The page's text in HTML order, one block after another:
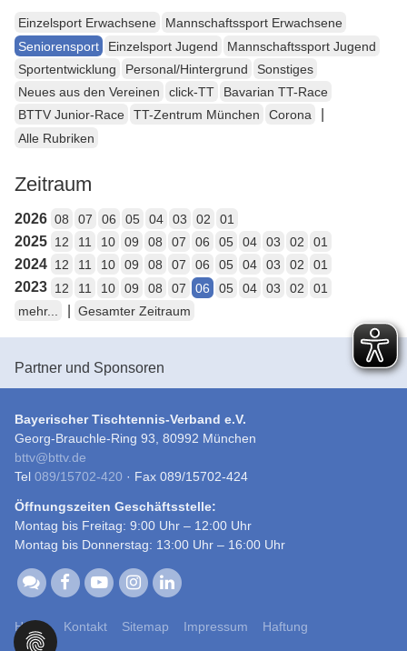
Einzelsport Erwachsene
Mannschaftssport Erwachsene
Seniorensport
Einzelsport Jugend
Mannschaftssport Jugend
Sportentwicklung
Personal/Hintergrund
Sonstiges
Neues aus den Vereinen
click-TT
Bavarian TT-Race
BTTV Junior-Race
TT-Zentrum München Corona
Alle Rubriken
Zeitraum
2026 08 07 06 05 04 03 02 01
2025 12 11 10 09 08 07 06 05 04 03 02 01
2024 12 11 10 09 08 07 06 05 04 03 02 01
2023 12 11 10 09 08 07 06 05 04 03 02
01
mehr...
Gesamter Zeitraum
Partner und Sponsoren
Bayerischer Tischtennis-Verband e.V.
Georg-Brauchle-Ring 93, 80992 München
bttv@bttv.de
Tel 089/15702-420 · Fax 089/15702-424
Öffnungszeiten Geschäftsstelle:
Montag bis Freitag: 9:00 Uhr – 12:00 Uhr
Montag bis Donnerstag: 13:00 Uhr – 16:00 Uhr
Home Kontakt Sitemap Impressum Haftung